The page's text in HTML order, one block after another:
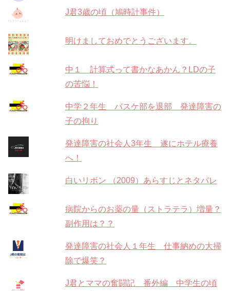
J君3歳の頃（鳩時計事件）
明けましておめでとうございます。
中１ 計算式って書かなあかん？LDの子
の苦悩！
中学２年生 バスケ部を退部 発達障害の
子の拘り
発達障害の社会人3年生 遂にホテル療養
へ！
白いリボン （2009）あらすじとネタバレ
病院からのお薬の量（ストラテラ）増量？
副作用は？？
発達障害の社会人１年生 仕事納めの大掃
除で爆笑？
J君とママの奮闘記 番外編 中学生の頃